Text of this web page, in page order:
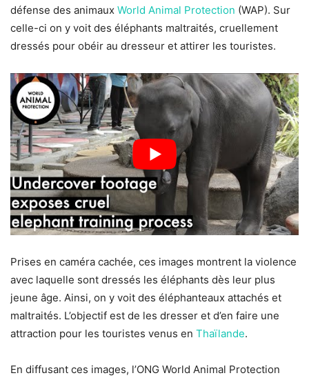
défense des animaux World Animal Protection (WAP). Sur
celle-ci on y voit des éléphants maltraités, cruellement
dressés pour obéir au dresseur et attirer les touristes.
Prises en caméra cachée, ces images montrent la violence
avec laquelle sont dressés les éléphants dès leur plus
jeune âge. Ainsi, on y voit des éléphanteaux attachés et
maltraités. L’objectif est de les dresser et d’en faire une
attraction pour les touristes venus en Thaïlande.
En diffusant ces images, l’ONG World Animal Protection